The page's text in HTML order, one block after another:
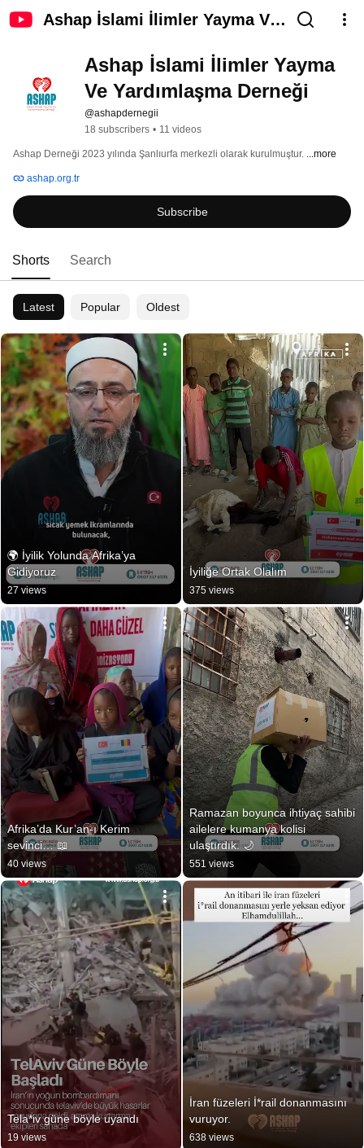
Ashap İslami İlimler Yayma Ve
Ashap İslami İlimler Yayma
Ve Yardımlaşma Derneği
@ashapdernegii
18 subscribers • 11 videos
Ashap Derneği 2023 yılında Şanlıurfa merkezli olarak kurulmuştur. ...more
ashap.org.tr
Subscribe
Shorts Search
Latest Popular Oldest
🌍 İyilik Yolunda Afrika’ya
Gidiyoruz
27 views
İyiliğe Ortak Olalım
375 views
Afrika’da Kur’an-ı Kerim
sevinci… 📖
40 views
Ramazan boyunca ihtiyaç sahibi
ailelere kumanya kolisi
ulaştırdık. 🌙
551 views
Tela*iv güne böyle uyandı
19 views
İran füzeleri İ*rail donanmasını
vuruyor.
638 views